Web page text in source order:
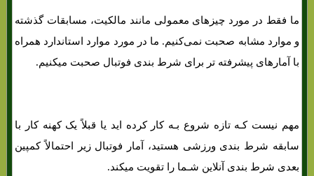
ما فقط در مورد چیزهای معمولی مانند مالکیت، مسابقات گذشته
و موارد مشابه صحبت نمی‌کنیم. ما در مورد موارد استاندارد همراه
با آمارهای پیشرفته تر برای شرط بندی فوتبال صحبت میکنیم.
مهم نیست کـه تازه شروع بـه کار کرده اید یا قبلاً یک کهنه کار با
سابقه شرط بندی ورزشی هستید، آمار فوتبال زیر احتمالاً کمپین
بعدی شرط بندی آنلاین شـما را تقویت میکند.